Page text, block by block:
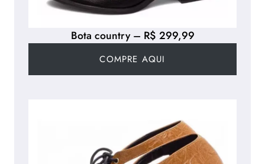
Bota country – R$ 299,99
COMPRE AQUI